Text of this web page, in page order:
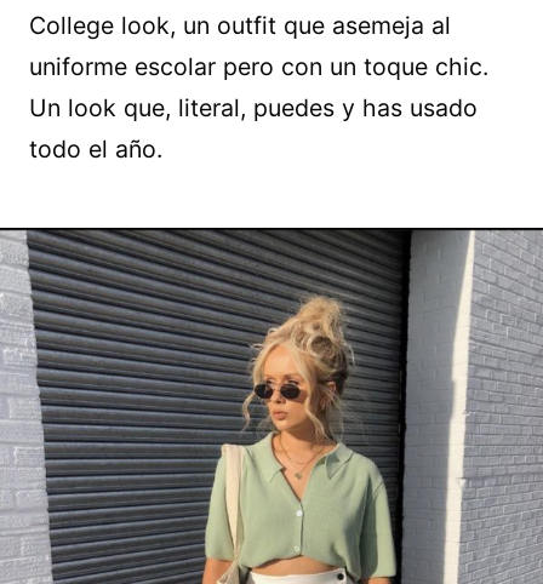
College look, un outfit que asemeja al
uniforme escolar pero con un toque chic.
Un look que, literal, puedes y has usado
todo el año.